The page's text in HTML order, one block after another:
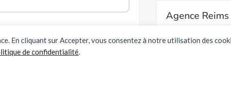
En cliquant sur Accepter, vous consentez à notre utilisation des
de confidentialité.
annonce :
Agence
5 rue Théodore